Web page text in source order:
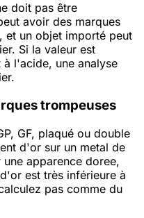
doit pas être
avoir des marques
et un objet importé peut
Si la valeur est
l'acide, une analyse
trompeuses
GF, plaqué ou double
d'or sur un metal de
apparence doree,
est très inférieure à
pas comme du